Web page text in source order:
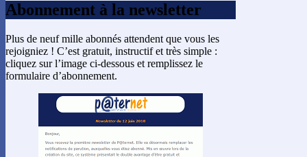
Abonnement à la newsletter
Plus de neuf mille abonnés attendent que vous les
rejoigniez ! C’est gratuit, instructif et très simple :
cliquez sur l’image ci-dessous et remplissez le
formulaire d’abonnement.